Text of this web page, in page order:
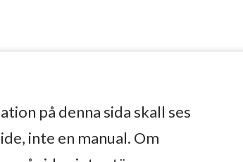
på denna sida skall ses
inte en manual. Om